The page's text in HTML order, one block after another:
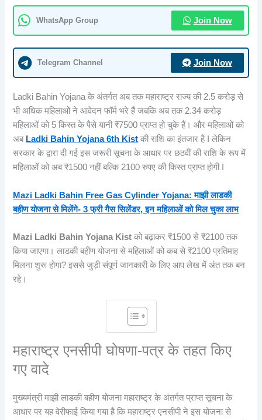
WhatsApp Group Join Now
Telegram Channel Join Now
Ladki Bahin Yojana के अंतर्गत अब तक महाराष्ट्र राज्य की 2.5 करोड़ से
भी अधिक महिलाओं ने आवेदन फॉर्म भरे हैं जबकि अब तक 2.34 करोड़
महिलाओं को 5 किस्त के पैसे यानी ₹7500 प्राप्त हो चुके हैं। और महिलाओं को
अब Ladki Bahin Yojana 6th Kist की राशि का इंतजार है I लेकिन
सरकार के द्वारा दी गई इस जरूरी सूचना के आधार पर छठवीं की राशि के रूप में
महिलाओं को अब ₹1500 नहीं बल्कि 2100 रुपए की किस्त प्राप्त होगी I
Mazi Ladki Bahin Free Gas Cylinder Yojana: माझी लाडकी
बहीण योजना से मिलेंगे- 3 फ्री गैस सिलेंडर, इन महिलाओं को मिल चुका लाभ
Mazi Ladki Bahin Yojana Kist को बढ़ाकर ₹1500 से ₹2100 तक
किया जाएगा। लाडकी बहीण योजना से महिलाओं को कब से ₹2100 प्रतिमाह
मिलना शुरू होगा? इससे जुड़ी संपूर्ण जानकारी के लिए आप लेख में अंत तक बन
रहे।
महाराष्ट्र एनसीपी घोषणा-पत्र के तहत किए
गए वादे
मुख्यमंत्री माझी लाडकी बहीण योजना महाराष्ट्र के अंतर्गत प्राप्त सूचना के
आधार पर यह वेरीफाई किया गया है कि महाराष्ट्र एनसीपी ने इस योजना से